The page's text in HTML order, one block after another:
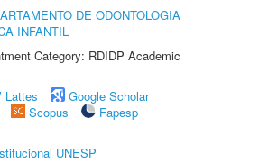
DE ODONTOLOGIA
INFANTIL
Category: RDIDP Academic
Lattes
Google Scholar
Scopus
Fapesp
UNESP